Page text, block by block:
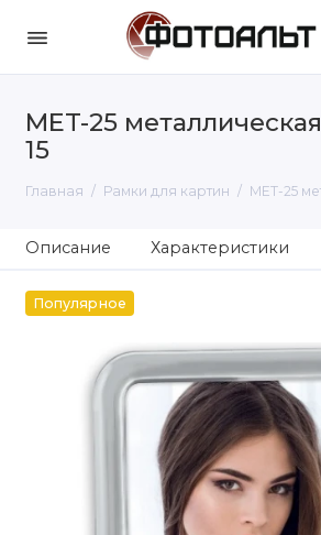
MET-25
15
Главная Рамки для картин MET-25
Описание Характеристики
Популярное